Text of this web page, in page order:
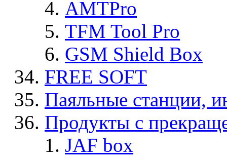
AMTPro
TFM Tool Pro
GSM Shield Box
FREE SOFT
Паяльные станции,
Продукты с
JAF box